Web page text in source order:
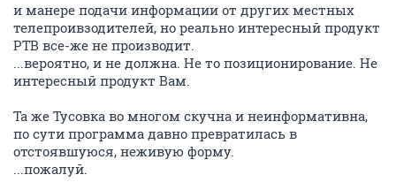
и манере подачи информации от других местных
телепроивзодителей, но реально интересный продукт
РТВ все-же не производит.
...вероятно, и не должна. Не то позиционирование. Не
интересный продукт Вам.
Та же Тусовка во многом скучна и неинформативна,
по сути программа давно превратилась в
отстоявшуюся, неживую форму.
...пожалуй.